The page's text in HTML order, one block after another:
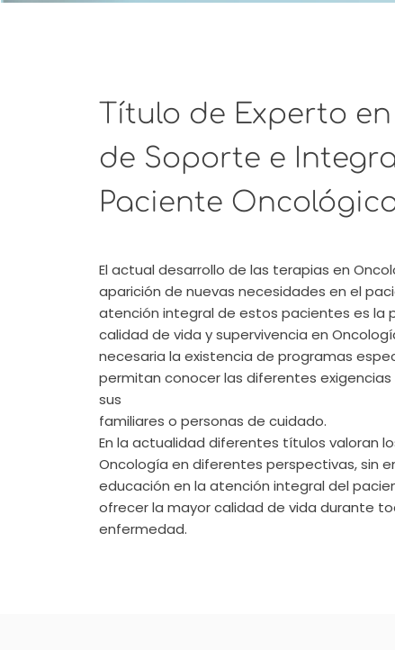
Título de Experto
de Soporte e
Paciente
El actual desarrollo de las terapias en
aparición de nuevas necesidades en el
atención integral de estos pacientes es la
calidad de vida y supervivencia en
necesaria la existencia de programas
permitan conocer las diferentes
sus
familiares o personas de cuidado.
En la actualidad diferentes títulos valoran
Oncología en diferentes perspectivas, sin
educación en la atención integral del
ofrecer la mayor calidad de vida durante
enfermedad.